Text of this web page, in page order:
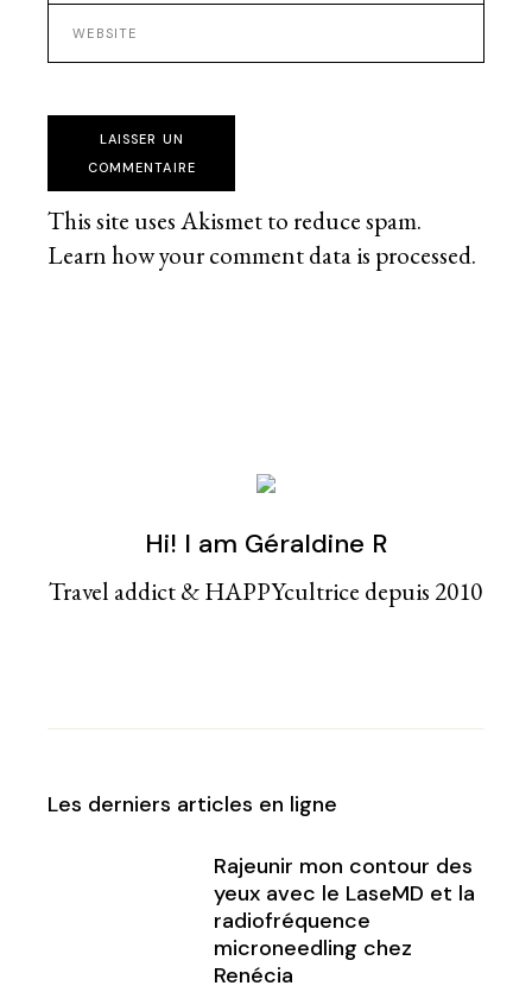
LAISSER UN
COMMENTAIRE
This site uses Akismet to reduce spam.
Learn how your comment data is processed.
Hi! I am Géraldine R
Travel addict & HAPPYcultrice depuis 2010
Les derniers articles en ligne
Rajeunir mon contour des
yeux avec le LaseMD et la
radiofréquence
microneedling chez
Renécia